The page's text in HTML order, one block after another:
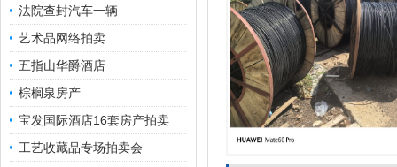
法院查封汽车一辆
艺术品网络拍卖
五指山华爵酒店
棕榈泉房产
宝发国际酒店16套房产拍卖
工艺收藏品专场拍卖会